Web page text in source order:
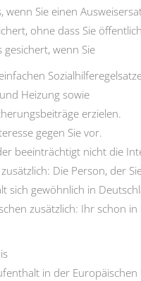
Sie einen
ohne dass Sie
wenn Sie
Heizung sowie
erzielen.
gegen Sie vor.
beeinträchtigt nicht die
Die Person, der
sich gewöhnlich in
zusätzlich: Ihr schon in
in der Europäischen